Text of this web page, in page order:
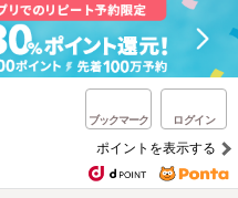
ブックマーク ログイン
ポイントを表示する